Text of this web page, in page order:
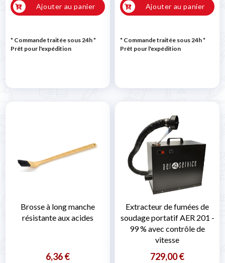
Ajouter au panier
* Commande traitée sous 24h*
Prêt pour l'expédition
Ajouter au panier
* Commande traitée sous 24h*
Prêt pour l'expédition
Brosse à long manche
résistante aux acides
6,36 €
Extracteur de fumées de
soudage portatif AER 201 -
99 % avec contrôle de
vitesse
729,00 €